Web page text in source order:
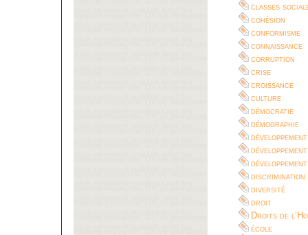
classes
cohésion
conformisme
connaissance
corruption
crise
croissance
culture
démocratie
démographie
développement
discrimination
diversité
droit
Droits de
école